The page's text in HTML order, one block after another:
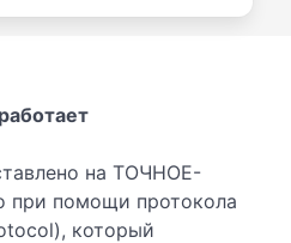
на ТОЧНОЕ-
при помощи протокола
который